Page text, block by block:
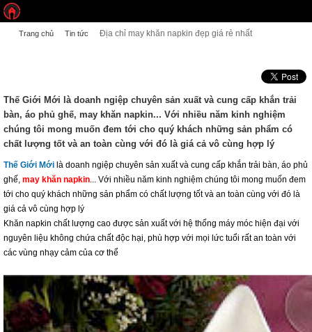
Trang chủ Tin tức Địa chỉ may khăn napkin đẹp giá rẻ nhất
Thế Giới Mới là doanh ngiệp chuyên sản xuất và cung cấp khắn trải
bàn, áo phủ ghế, may khăn napkin... Với nhiều năm kinh nghiệm
chúng tôi mong muốn đem tới cho quý khách những sản phẩm có
chất lượng tốt và an toàn cùng với đó là giá cả vô cùng hợp lý
Thế Giới Mới là doanh ngiệp chuyên sản xuất và cung cấp khắn trải bàn, áo phủ
ghế, may khăn napkin... Với nhiều năm kinh nghiệm chúng tôi mong muốn đem
tới cho quý khách những sản phẩm có chất lượng tốt và an toàn cùng với đó là
giá cả vô cùng hợp lý
Khăn napkin chất lượng cao được sản xuất với hệ thống máy móc hiện đại với
nguyên liệu không chứa chất độc hại, phù hợp với mọi lức tuổi rất an toàn với
các vùng nhạy cảm của cơ thể